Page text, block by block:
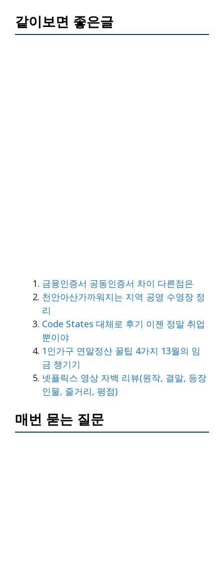
같이보면 좋은글
금융인증서 공동인증서 차이 다른점은
천안아산가까워지는 지역 공영 수영장 정
리
Code States 대체로 후기 이젠 정말 취업
뿐이야
1인가구 연말정산 꿀팁 4가지 13월의 임
금 챙기기
넷플릭스 영상 자백 리뷰(원작, 결말, 등장
인물, 줄거리, 평점)
매번 묻는 질문